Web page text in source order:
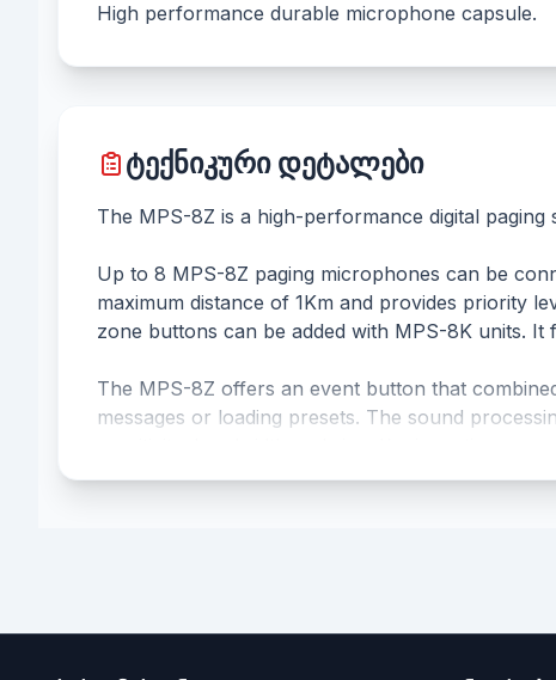
High performance durable microphone capsule.
ტექნიკური დეტალები
The MPS-8Z is a high-performance digital paging
Up to 8 MPS-8Z paging microphones can be
maximum distance of 1Km and provides priority
zone buttons can be added with MPS-8K units.
The MPS-8Z offers an event button that
messages or loading presets. The sound